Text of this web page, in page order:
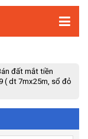
đất mắt tiền
( dt 7mx25m, sổ đỏ